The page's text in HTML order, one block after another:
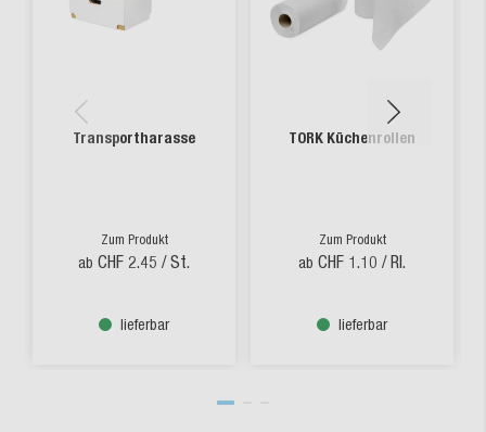
Transportharasse
Zum Produkt
ab CHF 2.45 / St.
lieferbar
TORK Küchenrollen
Zum Produkt
ab CHF 1.10 / Rl.
lieferbar